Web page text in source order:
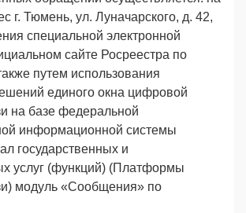
г. Тюмень, ул. Луначарского, д. 42,
специальной электронной
сайте Росреестра по
путем использования
единого окна цифровой
на базе федеральной
информационной системы
государственных и
услуг (функций) (Платформы
модуль «Сообщения» по